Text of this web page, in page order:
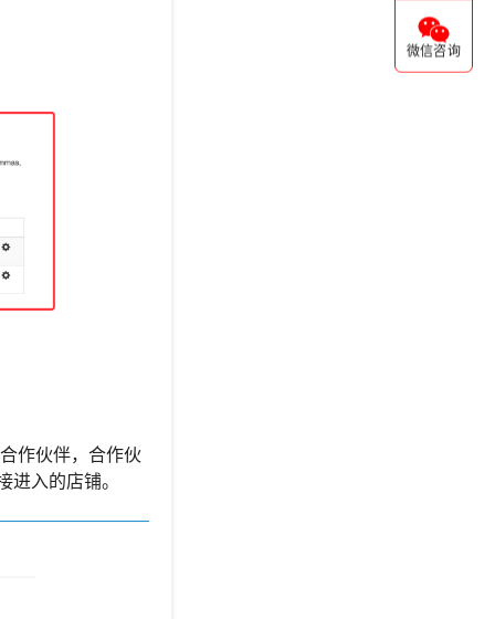
作伙伴，合作伙
入的店铺。
微信咨询